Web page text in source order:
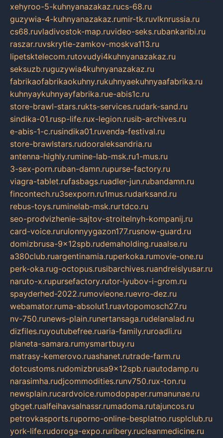
xehyroo-5-kuhnyanazakaz.rucs-68.ru
guzywia-4-kuhnyanazakaz.rumir-tk.ruvlknrussia.ru
cs68.ruvladivostok-map.ruvideo-seks.rubankaribi.ru
raszar.ruvskrytie-zamkov-moskva113.ru
lipetsktelecom.rutovudyi4kuhnyanazakaz.ru
seksuzb.ruguzywia4kuhnyanazakaz.ru
fabrikaofabrikaokuhny.rukuhnyaekuhnyaafabrika.ru
kuhnyaykuhnyayfabrika.rue-abis1c.ru
store-brawl-stars.rukts-services.rudark-sand.ru
sindika-01.rusp-life.rux-legion.rusib-archives.ru
e-abis-1-c.rusindika01.ruvenda-festival.ru
store-brawlstars.rudooraleksandria.ru
antenna-highly.rumine-lab-msk.ru1-mus.ru
3-sex-porn.ruban-damn.rupurse-factory.ru
viagra-tablet.rufasbags.ruadler-jun.rubandamn.ru
fincontech.ru3sexporn.ru1mus.rudarksand.ru
rebus-toys.ruminelab-msk.rurtdco.ru
seo-prodvizhenie-sajtov-stroitelnyh-kompanij.ru
card-voice.rurulonnyygazon177.rusnow-guard.ru
domizbrusa-9x12spb.rudemaholding.ruaalse.ru
a380club.ruargentinamia.ruperkoka.rumovie-one.ru
perk-oka.rug-octopus.rusibarchives.ruandreislyusar.ru
naruto-x.rupursefactory.rutor-lyubov-i-grom.ru
spayderhed-2022.rumovieone.ruevro-dez.ru
webamator.ruma-absolut1.ruavtopomosch27.ru
nv-750.runews-plain.runertansaga.rudelanalad.ru
dizfiles.ruyoutubefree.ruaria-family.ruroadli.ru
planeta-samara.rumysmartbuy.ru
matrasy-kemerovo.ruashanet.rutrade-farm.ru
dotcustoms.rudomizbrusa9x12spb.ruautodamp.ru
narasimha.rudjcommodities.runv750.rux-ton.ru
newsplain.rucardvoice.rumodopaper.rumanunae.ru
gbget.rualfeihavsalnassr.rumadoma.rutajuncos.ru
petrovkasports.ruporno-online-besplatno.rusplclub.ru
york-life.rudoroga-expo.ruribery.rucleanmedicine.ru